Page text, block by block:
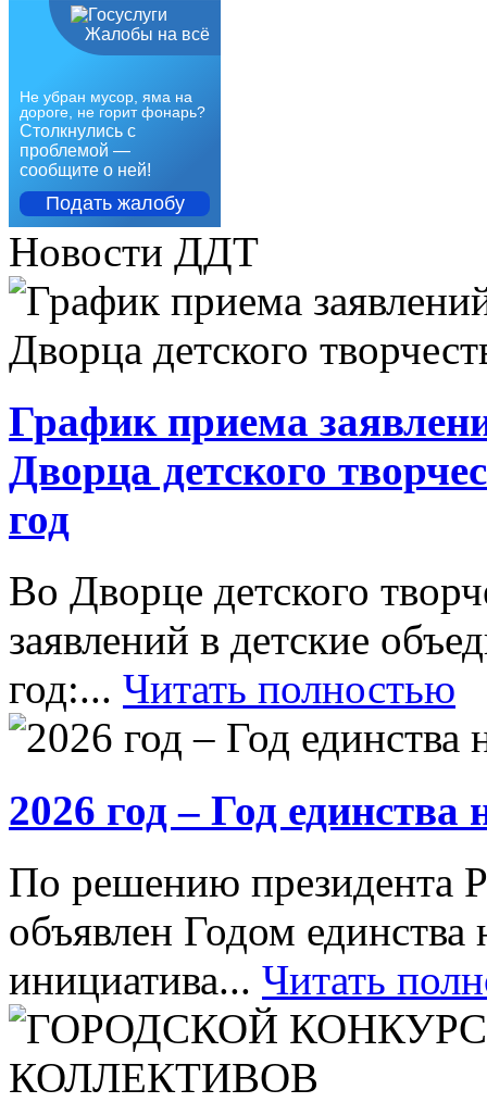
Жалобы на всё
Не убран мусор, яма на
дороге, не горит фонарь?
Столкнулись с
проблемой —
сообщите о ней!
Подать жалобу
Новости ДДТ
График приема
Дворца детского
год
Во Дворце детского
заявлений в детские
год:... Читать полностью
2026 год – Год единства
По решению президента
объявлен Годом
инициатива... Читать